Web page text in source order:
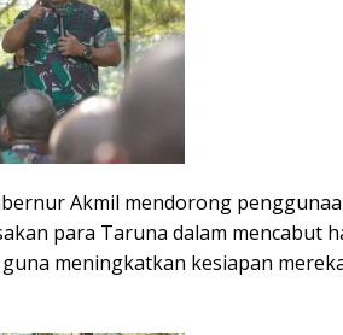
Akmil mendorong
para Taruna dalam mencabut
meningkatkan kesiapan